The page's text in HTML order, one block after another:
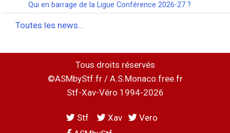
Qui en barrage de la Ligue Conférence 2026-27 ?
Toutes les news...
Tous droits réservés
©ASMbyStf.fr / A.S.Monaco.free.fr
Stf-Xav-Véro 1994-2026
Stf Xav
Vero